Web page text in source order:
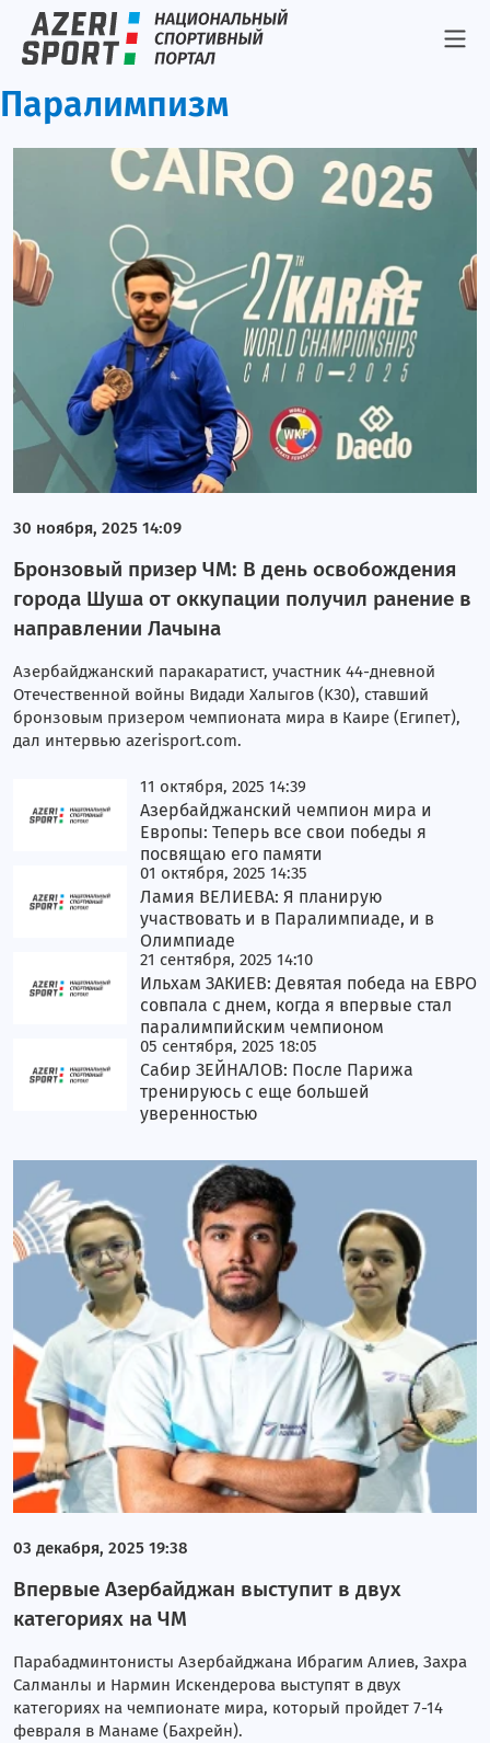
Паралимпизм
30 ноября, 2025 14:09
Бронзовый призер ЧМ: В день освобождения
города Шуша от оккупации получил ранение в
направлении Лачына
Азербайджанский паракаратист, участник 44-дневной
Отечественной войны Видади Халыгов (K30), ставший
бронзовым призером чемпионата мира в Каире (Египет),
дал интервью azerisport.com.
11 октября, 2025 14:39
Азербайджанский чемпион мира и
Европы: Теперь все свои победы я
посвящаю его памяти
01 октября, 2025 14:35
Ламия ВЕЛИЕВА: Я планирую
участвовать и в Паралимпиаде, и в
Олимпиаде
21 сентября, 2025 14:10
Ильхам ЗАКИЕВ: Девятая победа на ЕВРО
совпала с днем, когда я впервые стал
паралимпийским чемпионом
05 сентября, 2025 18:05
Сабир ЗЕЙНАЛОВ: После Парижа
тренируюсь с еще большей
уверенностью
03 декабря, 2025 19:38
Впервые Азербайджан выступит в двух
категориях на ЧМ
Парабадминтонисты Азербайджана Ибрагим Алиев, Захра
Салманлы и Нармин Искендерова выступят в двух
категориях на чемпионате мира, который пройдет 7-14
февраля в Манаме (Бахрейн).